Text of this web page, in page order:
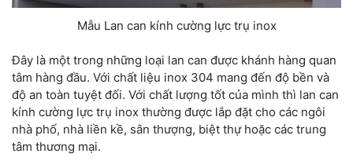
Mẫu Lan can kính cường lực trụ inox
Đây là một trong những loại lan can được khánh hàng quan
tâm hàng đầu. Với chất liệu inox 304 mang đến độ bền và
độ an toàn tuyệt đối. Với chất lượng tốt của mình thì lan can
kính cường lực trụ inox thường được lắp đặt cho các ngôi
nhà phố, nhà liền kề, sân thượng, biệt thự hoặc các trung
tâm thương mại.